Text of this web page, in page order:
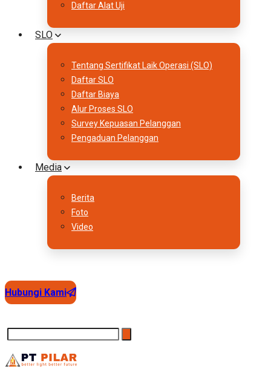
Daftar Alat Uji
SLO
Tentang Sertifikat Laik Operasi (SLO)
Daftar SLO
Daftar Biaya
Alur Proses SLO
Survey Kepuasan Pelanggan
Pengaduan Pelanggan
Media
Berita
Foto
Video
Hubungi Kami